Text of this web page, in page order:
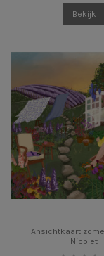
Bekijk
Ansichtkaart
Nicolet